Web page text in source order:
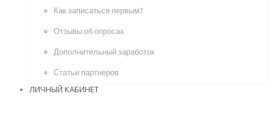
Как записаться первым?
Отзывы об опросах
Дополнительный заработок
Статьи партнеров
ЛИЧНЫЙ КАБИНЕТ